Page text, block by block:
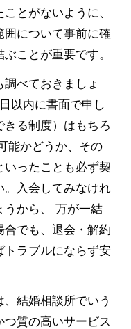
とがないように、
について事前に確
ことが重要です。
べておきましょ
以内に書面で申し
る制度）はもちろ
能かどうか、その
ったことも必ず契
。入会してみなけれ
うから、 万が一結
でも、退会・解約
トラブルにならず安
結婚相談所でいう
質の高いサービス